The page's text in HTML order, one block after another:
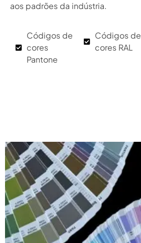
aos padrões da indústria.
Códigos de
cores
Pantone
Códigos de
cores RAL